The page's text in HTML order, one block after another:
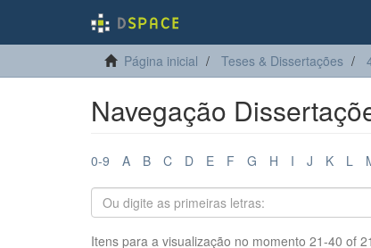
Página inicial Teses & Dissertações
Navegação
0-9 A B C D E F G H I J K L
Itens para a visualização no momento 21-40 of